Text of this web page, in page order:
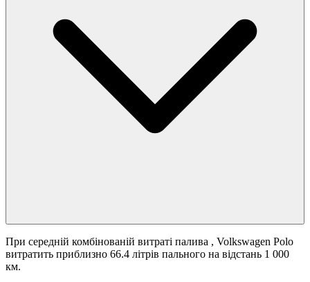
При середній комбінованій витраті палива , Volkswagen Polo
витратить приблизно 66.4 літрів пального на відстань 1 000
км.